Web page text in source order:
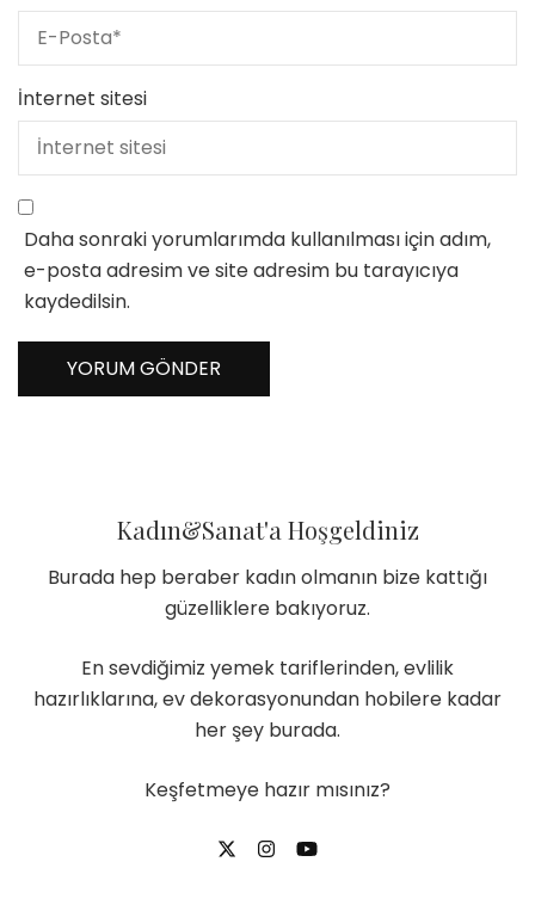
İnternet sitesi
Daha sonraki yorumlarımda kullanılması için adım,
e-posta adresim ve site adresim bu tarayıcıya
kaydedilsin.
Kadın&Sanat'a Hoşgeldiniz
Burada hep beraber kadın olmanın bize kattığı
güzelliklere bakıyoruz.
En sevdiğimiz yemek tariflerinden, evlilik
hazırlıklarına, ev dekorasyonundan hobilere kadar
her şey burada.
Keşfetmeye hazır mısınız?